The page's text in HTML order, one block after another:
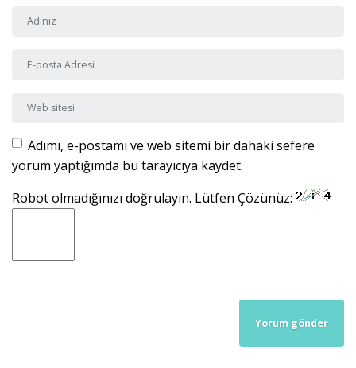
Adı ve Soyadı
E-posta Adresi
Web sitesi
Adımı, e-postamı ve web sitemi bir dahaki sefere
yorum yaptığımda bu tarayıcıya kaydet.
Robot olmadığınızı doğrulayın. Lütfen Çözünüz: